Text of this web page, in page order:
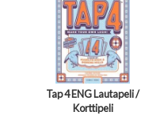
Tap 4 ENG Lautapeli /
Korttipeli